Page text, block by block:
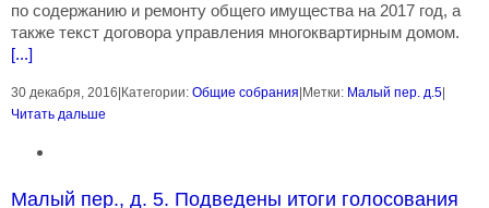
по содержанию и ремонту общего имущества на 2017 год, а
также текст договора управления многоквартирным домом.
[...]
30 декабря, 2016 Категории: Общие собрания Метки: Малый пер. д.5
Читать дальше
Малый пер., д. 5. Подведены итоги голосования